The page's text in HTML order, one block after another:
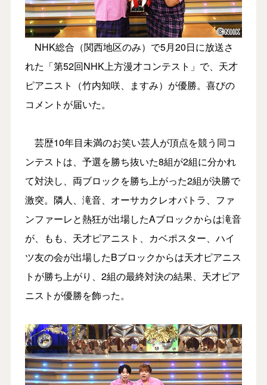
NHK総合（関西地区のみ）で5月20日に放送さ
れた「第52回NHK上方漫才コンテスト」で、天才
ピアニスト（竹内知咲、ますみ）が優勝。喜びの
コメントが届いた。
芸歴10年目未満のお笑い芸人が頂点を競う同コ
ンテストは、予選を勝ち抜いた8組が2組に分かれ
て対決し、両ブロックを勝ち上がった2組が決勝で
激突。隣人、滝音、オーサカクレオパトラ、ファ
ンファーレと熱狂が出場したAブロックからは滝音
が、もも、天才ピアニスト、カベポスター、ハイ
ツ友の会が出場したBブロックからは天才ピアニス
トが勝ち上がり、2組の最終対決の結果、天才ピア
ニストが優勝を飾った。